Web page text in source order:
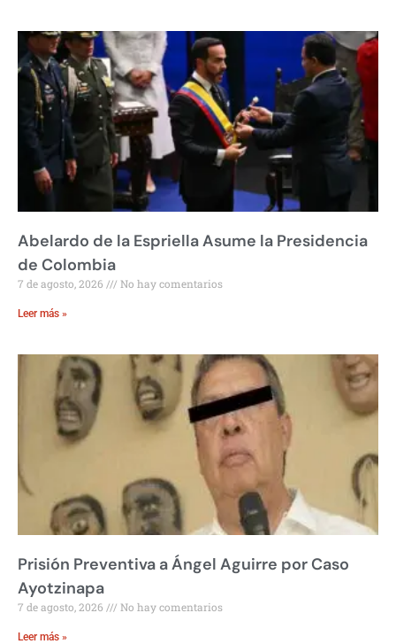
Abelardo de la Espriella Asume la Presidencia
de Colombia
7 de agosto, 2026 No hay comentarios
Leer más »
Prisión Preventiva a Ángel Aguirre por Caso
Ayotzinapa
7 de agosto, 2026 No hay comentarios
Leer más »